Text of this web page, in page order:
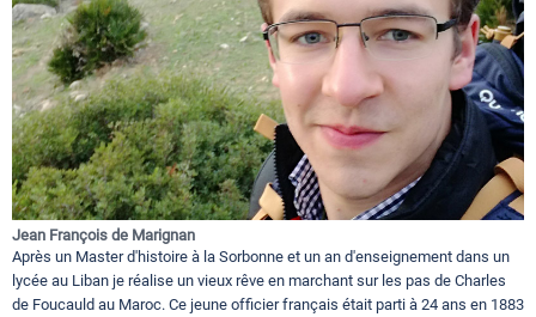
Jean François de Marignan
Après un Master d'histoire à la Sorbonne et un an d'enseignement dans un
lycée au Liban je réalise un vieux rêve en marchant sur les pas de Charles
de Foucauld au Maroc. Ce jeune officier français était parti à 24 ans en 1883